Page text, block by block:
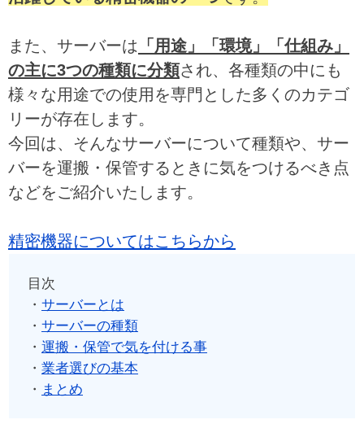
また、サーバーは 「用途」「環境」「仕組み」
の主に3つの種類に分類され、各種類の中にも
様々な用途での使用を専門とした多くのカテゴ
リーが存在します。
今回は、そんなサーバーについて種類や、サー
バーを運搬・保管するときに気をつけるべき点
などをご紹介いたします。
精密機器についてはこちらから
目次
・ サーバーとは
・ サーバーの種類
・ 運搬・保管で気を付ける事
・ 業者選びの基本
・ まとめ